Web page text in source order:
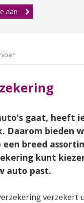
aan
gaat, heeft
Daarom bieden
een breed
kunt
auto past.
verzekert